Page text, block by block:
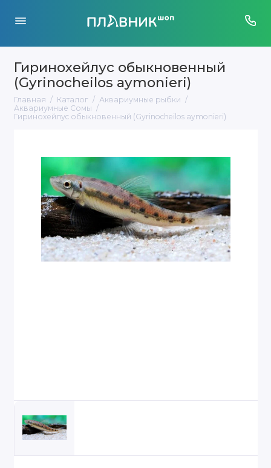
Гиринохейлуc обыкновенный
(Gyrinocheilos aymonieri)
Главная Каталог
Аквариумные рыбки
Аквариумные Сомы
Гиринохейлуc обыкновенный (Gyrinocheilos aymonieri)